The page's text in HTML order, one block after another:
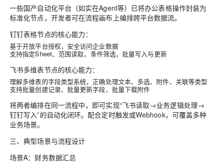
一些国产自动化平台（如实在Agent等）已将办公表格操作封装为
标准化节点，开发者可在流程画布上编排跨平台数据流。
钉钉表格节点的核心能力：
基于开放平台授权，安全访问企业数据
支持指定Sheet、范围读取，条件筛选，批量写入与更新
飞书多维表节点的核心能力：
理解多维表的字段类型系统，正确处理文本、多选、附件、关联等类型
支持批量创建记录、批量更新字段、批量下载附件
将两者编排在同一流程中，即可实现“飞书读取→业务逻辑处理→
钉钉写入”的自动化闭环。配合定时触发或Webhook，可覆盖多种
业务场景。
三、典型场景与流程设计
场景A：财务数据汇总